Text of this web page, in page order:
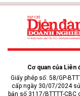
Cơ quan của Liên
Giấy phép số: 58/GP-
cấp ngày 30/07/2024
bản số 3117/BTTTT-